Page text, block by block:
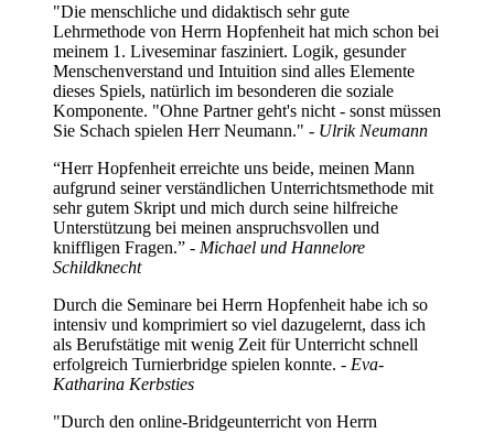
"Die menschliche und didaktisch sehr gute
Lehrmethode von Herrn Hopfenheit hat mich schon bei
meinem 1. Liveseminar fasziniert. Logik, gesunder
Menschenverstand und Intuition sind alles Elemente
dieses Spiels, natürlich im besonderen die soziale
Komponente. "Ohne Partner geht's nicht - sonst müssen
Sie Schach spielen Herr Neumann." - Ulrik Neumann
“Herr Hopfenheit erreichte uns beide, meinen Mann
aufgrund seiner verständlichen Unterrichtsmethode mit
sehr gutem Skript und mich durch seine hilfreiche
Unterstützung bei meinen anspruchsvollen und
kniffligen Fragen.” - Michael und Hannelore
Schildknecht
Durch die Seminare bei Herrn Hopfenheit habe ich so
intensiv und komprimiert so viel dazugelernt, dass ich
als Berufstätige mit wenig Zeit für Unterricht schnell
erfolgreich Turnierbridge spielen konnte. - Eva-
Katharina Kerbsties
"Durch den online-Bridgeunterricht von Herrn